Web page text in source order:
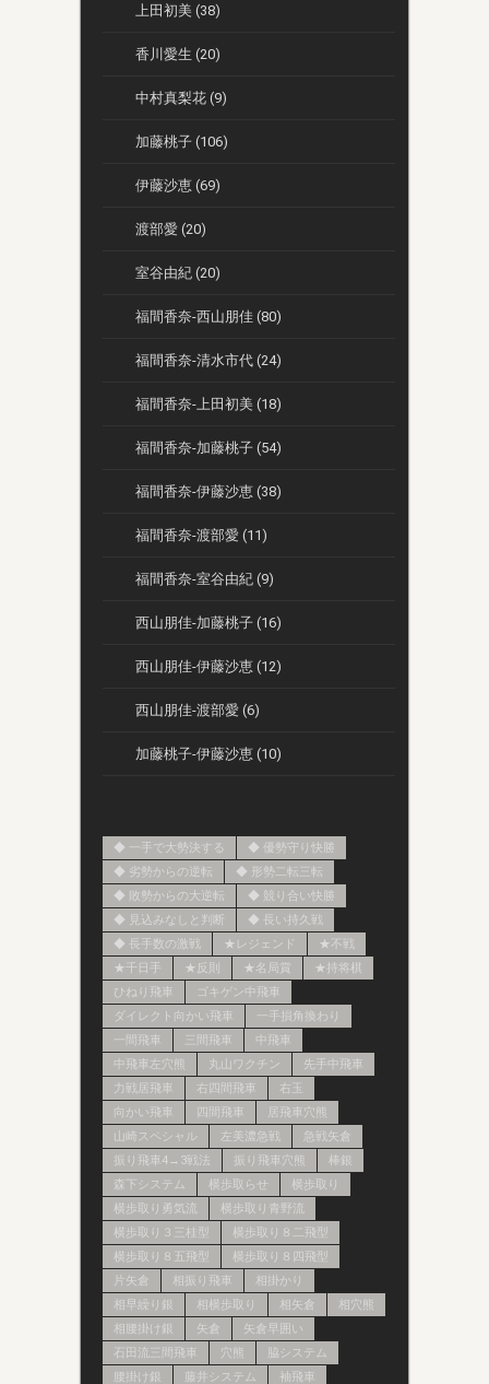
上田初美 (38)
香川愛生 (20)
中村真梨花 (9)
加藤桃子 (106)
伊藤沙恵 (69)
渡部愛 (20)
室谷由紀 (20)
福間香奈-西山朋佳 (80)
福間香奈-清水市代 (24)
福間香奈-上田初美 (18)
福間香奈-加藤桃子 (54)
福間香奈-伊藤沙恵 (38)
福間香奈-渡部愛 (11)
福間香奈-室谷由紀 (9)
西山朋佳-加藤桃子 (16)
西山朋佳-伊藤沙恵 (12)
西山朋佳-渡部愛 (6)
加藤桃子-伊藤沙恵 (10)
◆ 一手で大勢決する
◆ 優勢守り快勝
◆ 劣勢からの逆転
◆ 形勢二転三転
◆ 敗勢からの大逆転
◆ 競り合い快勝
◆ 見込みなしと判断
◆ 長い持久戦
◆ 長手数の激戦
★レジェンド
★不戦
★千日手
★反則 ★名局賞
★持将棋
ひねり飛車
ゴキゲン中飛車
ダイレクト向かい飛車
一手損角換わり
一間飛車
三間飛車
中飛車
中飛車左穴熊
丸山ワクチン
先手中飛車
力戦居飛車
右四間飛車
右玉
向かい飛車
四間飛車
居飛車穴熊
山崎スペシャル
左美濃急戦
急戦矢倉
振り飛車4→3戦法
振り飛車穴熊
棒銀
森下システム
横歩取らせ
横歩取り
横歩取り勇気流
横歩取り青野流
横歩取り３三桂型
横歩取り８二飛型
横歩取り８五飛型
横歩取り８四飛型
片矢倉
相振り飛車
相掛かり
相早繰り銀
相横歩取り 相矢倉
相穴熊
相腰掛け銀
矢倉
矢倉早囲い
石田流三間飛車
穴熊
脇システム
腰掛け銀
藤井システム 袖飛車